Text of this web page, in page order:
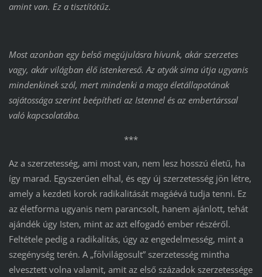
amint van. Ez a tisztítótűz.
Most azonban egy belső megújulásra hívunk, akár szerzetes
vagy, akár világban élő istenkereső. Az atyák sima útja ugyanis
mindenkinek szól, mert mindenki a maga életállapotának
sajátossága szerint beépítheti az Istennel és az embertárssal
való kapcsolatába.
***
Az a szerzetesség, ami most van, nem lesz hosszú életű, ha
így marad. Egyszerűen elhal, és egy új szerzetesség jön létre,
amely a kezdeti korok radikalitását magáévá tudja tenni. Ez
az életforma ugyanis nem parancsolt, hanem ajánlott, tehát
ajándék úgy Isten, mint az azt elfogadó ember részéről.
Feltétele pedig a radikalitás, úgy az engedelmesség, mint a
szegénység terén. A „fölvilágosult” szerzetesség mintha
elvesztett volna valamit, amit az első századok szerzetessége